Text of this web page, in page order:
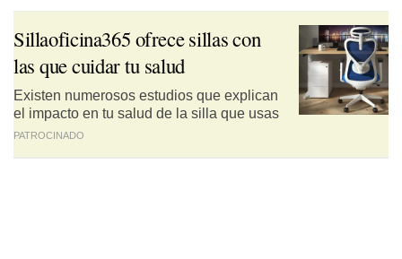
Sillaoficina365 ofrece sillas con
las que cuidar tu salud
Existen numerosos estudios que explican
el impacto en tu salud de la silla que usas
PATROCINADO